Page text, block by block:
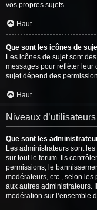
vos propres sujets.
Haut
Que sont les icônes de
Les icônes de sujet sont
messages pour refléter leur
sujet dépend des
Haut
Niveaux
Que sont les
Les administrateurs sont
sur tout le forum. Ils
permissions, le
modérateurs, etc., selon
aux autres administrateurs.
modération sur l’ensemble